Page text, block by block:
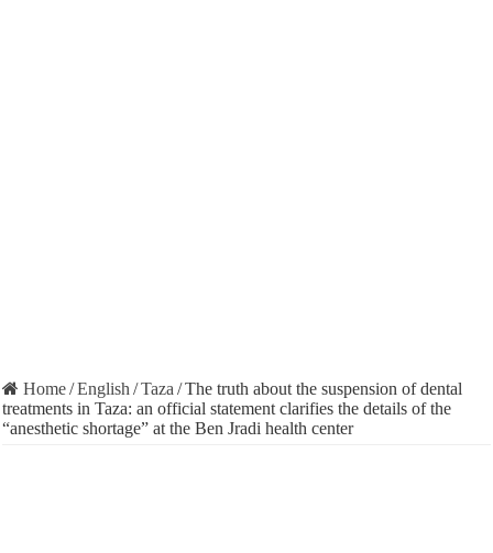
Home/English /Taza /The truth about the suspension of dental
treatments in Taza: an official statement clarifies the details of the
“anesthetic shortage” at the Ben Jradi health center